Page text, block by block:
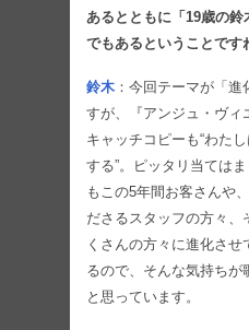
あるとともに「19歳の
でもあるということです
鈴木 ：今回テーマが「
すが、『アンジュ・ヴィ
キャッチコピーも“わた
する”。ピッタリ当ては
もこの5年間お客さんや
ださるスタッフの方々、
くさんの方々に進化さ
るので、そんな気持ちが
と思っています。